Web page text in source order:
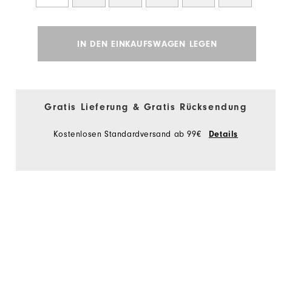
IN DEN EINKAUFSWAGEN LEGEN
Gratis Lieferung & Gratis Rücksendung
Kostenlosen Standardversand ab 99€ Details